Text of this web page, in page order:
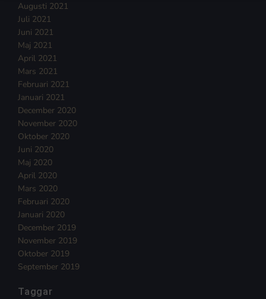
Augusti 2021
Juli 2021
Juni 2021
Maj 2021
April 2021
Mars 2021
Februari 2021
Januari 2021
December 2020
November 2020
Oktober 2020
Juni 2020
Maj 2020
April 2020
Mars 2020
Februari 2020
Januari 2020
December 2019
November 2019
Oktober 2019
September 2019
Taggar